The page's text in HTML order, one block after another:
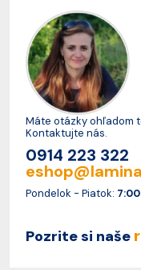
Máte otázky ohľadom
Kontaktujte nás.
0914 223 322
Pondelok - Piatok:
Pozrite si naše